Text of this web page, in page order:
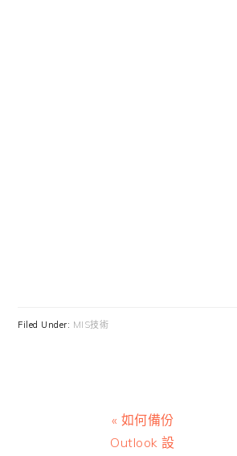
Filed Under: MIS技術
Previous
Post:
« 如何備份
Outlook 設